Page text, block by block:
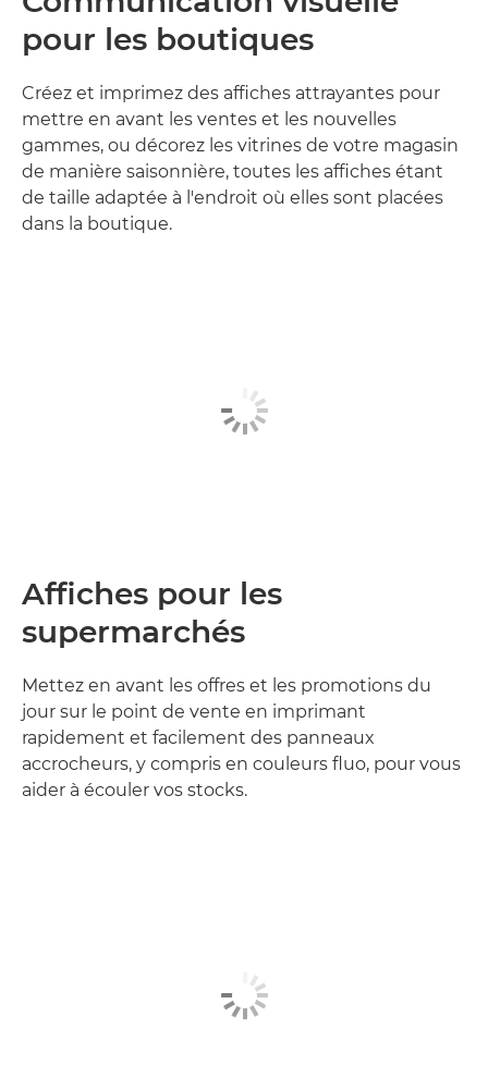
pour les boutiques
Créez et imprimez des affiches attrayantes pour
mettre en avant les ventes et les nouvelles
gammes, ou décorez les vitrines de votre magasin
de manière saisonnière, toutes les affiches étant
de taille adaptée à l'endroit où elles sont placées
dans la boutique.
Affiches pour les
supermarchés
Mettez en avant les offres et les promotions du
jour sur le point de vente en imprimant
rapidement et facilement des panneaux
accrocheurs, y compris en couleurs fluo, pour vous
aider à écouler vos stocks.